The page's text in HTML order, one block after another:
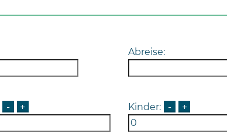
Abreise:
- + Kinder: - +